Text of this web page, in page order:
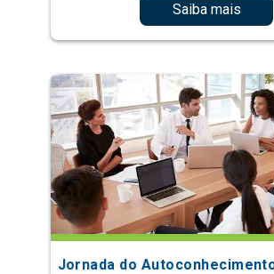
Saiba mais
Jornada do